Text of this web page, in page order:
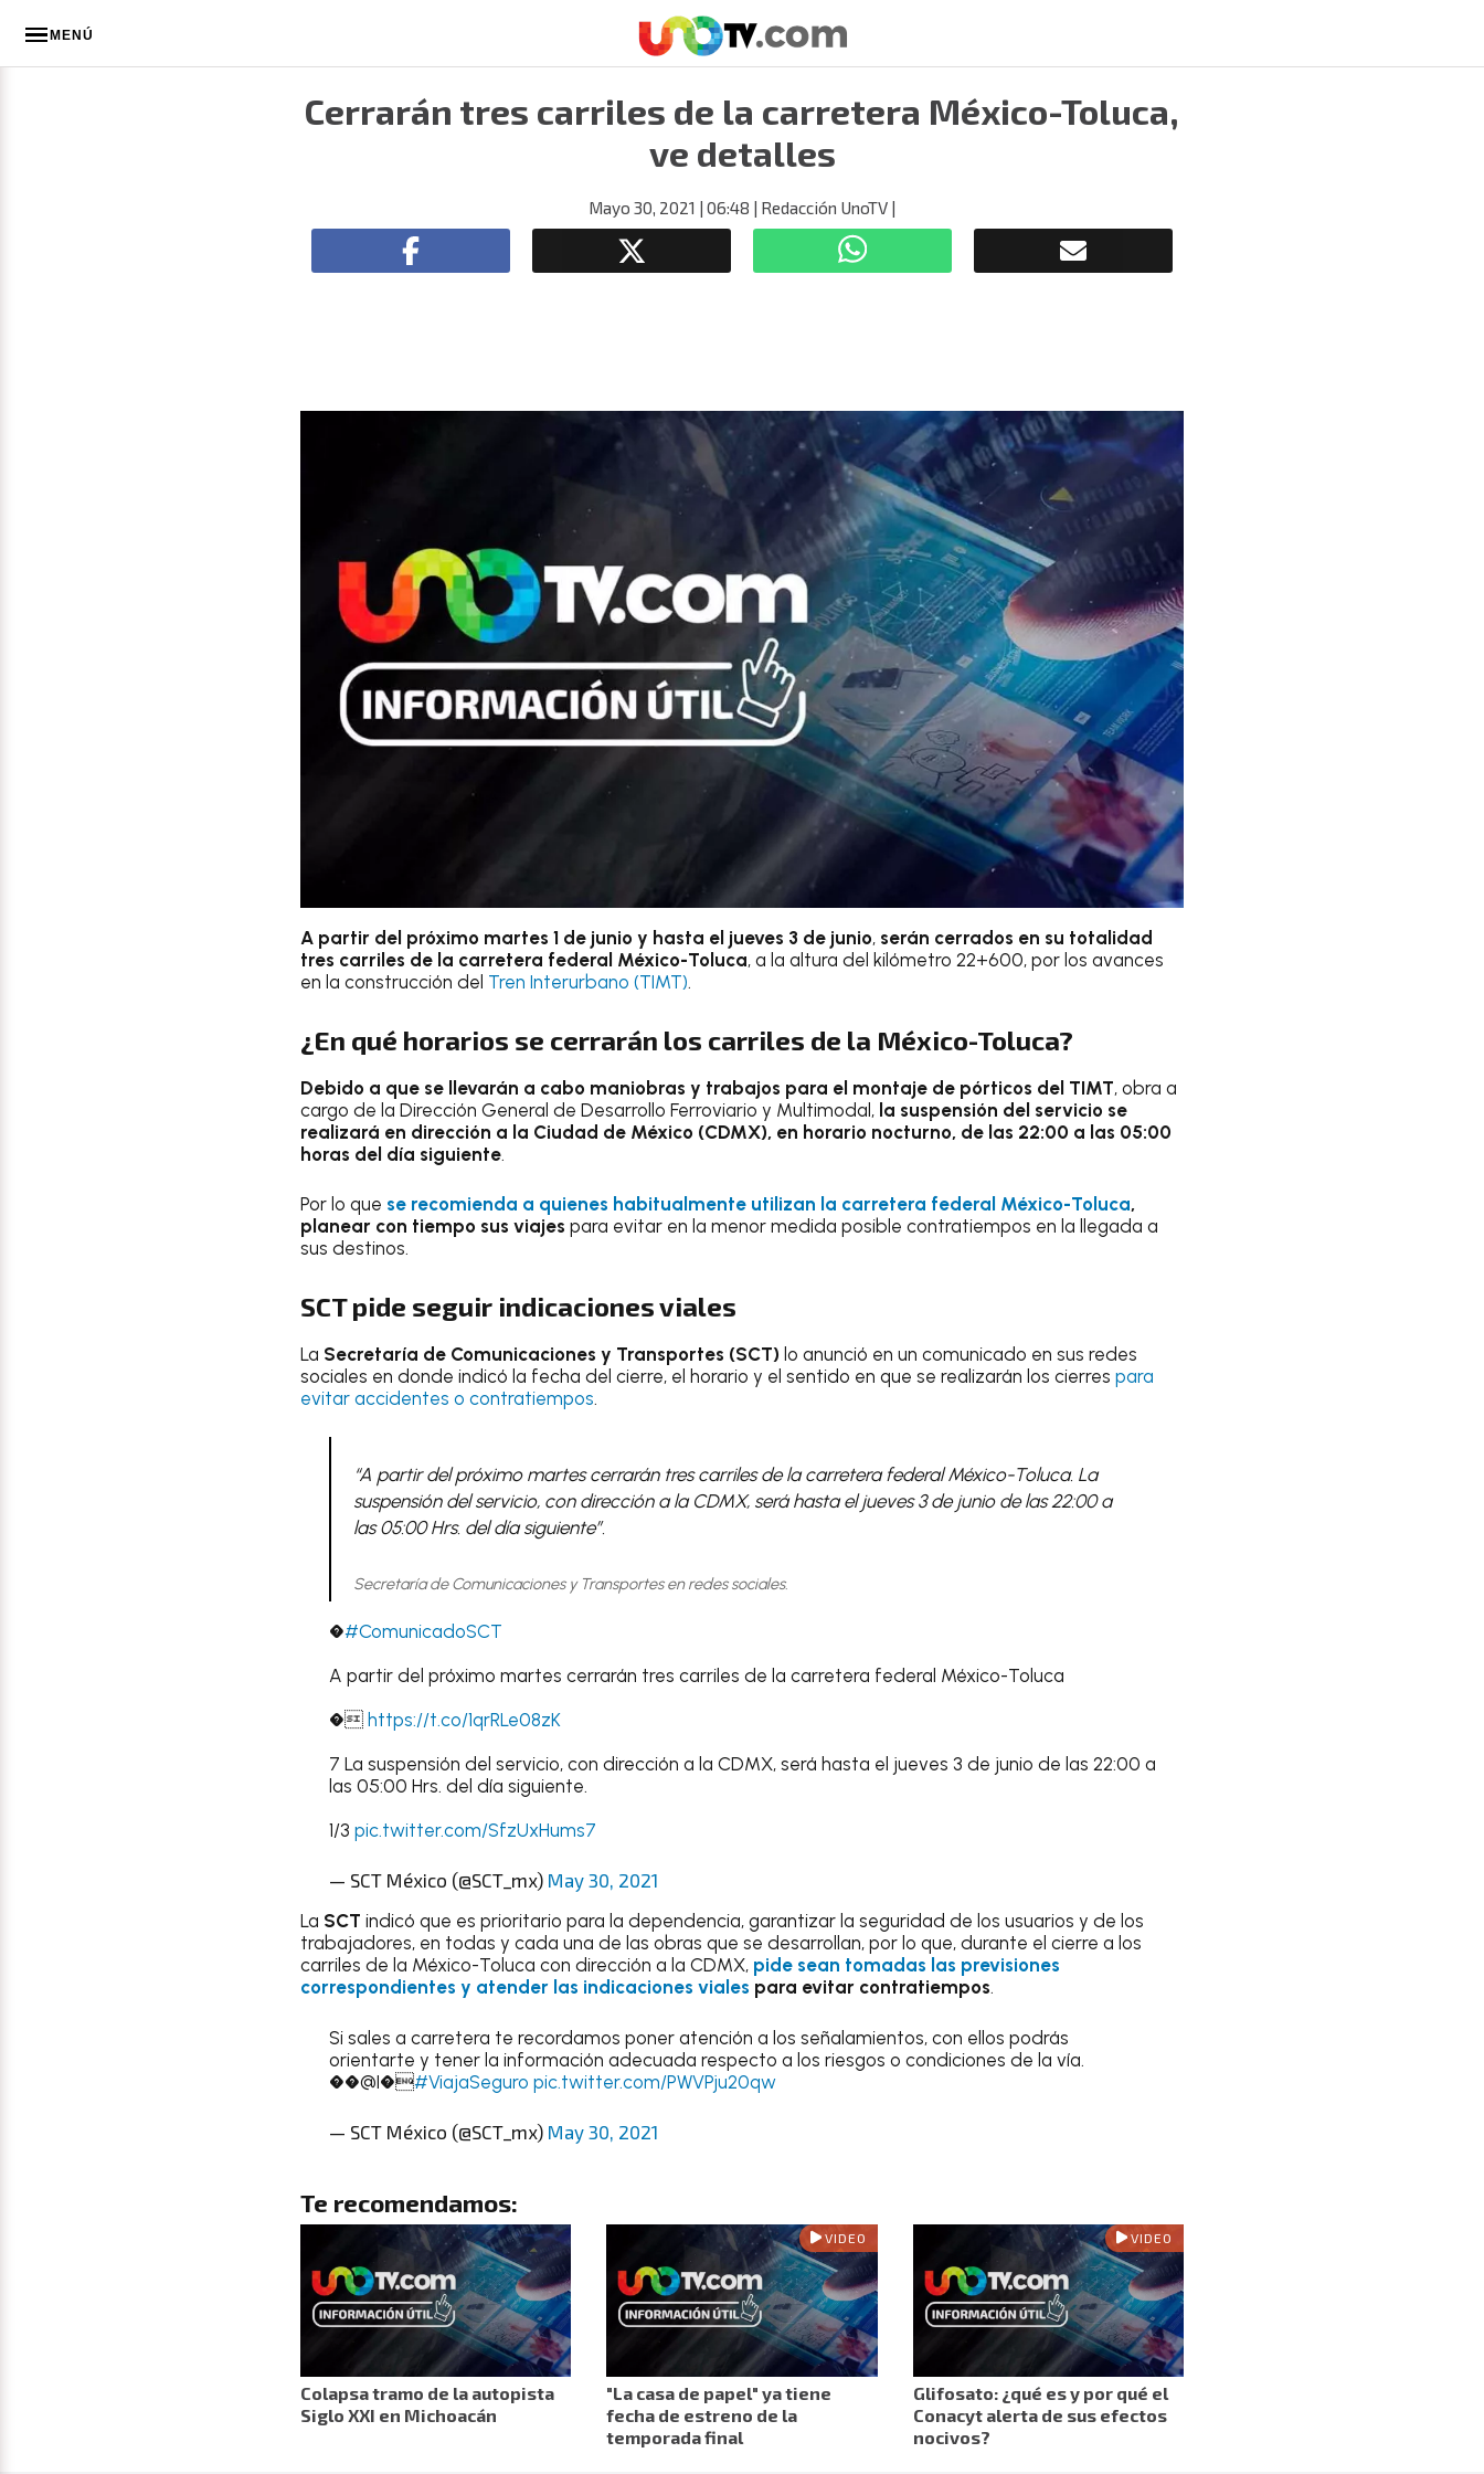
MENÚ
Cerrarán tres carriles de la carretera México-Toluca,
ve detalles
Mayo 30, 2021 | 06:48 | Redacción UnoTV |
A partir del próximo martes 1 de junio y hasta el jueves 3 de junio, serán cerrados en su totalidad
tres carriles de la carretera federal México-Toluca, a la altura del kilómetro 22+600, por los avances
en la construcción del Tren Interurbano (TIMT).
¿En qué horarios se cerrarán los carriles de la México-Toluca?
Debido a que se llevarán a cabo maniobras y trabajos para el montaje de pórticos del TIMT, obra a
cargo de la Dirección General de Desarrollo Ferroviario y Multimodal, la suspensión del servicio se
realizará en dirección a la Ciudad de México (CDMX), en horario nocturno, de las 22:00 a las 05:00
horas del día siguiente.
Por lo que se recomienda a quienes habitualmente utilizan la carretera federal México-Toluca,
planear con tiempo sus viajes para evitar en la menor medida posible contratiempos en la llegada a
sus destinos.
SCT pide seguir indicaciones viales
La Secretaría de Comunicaciones y Transportes (SCT) lo anunció en un comunicado en sus redes
sociales en donde indicó la fecha del cierre, el horario y el sentido en que se realizarán los cierres para
evitar accidentes o contratiempos.
“A partir del próximo martes cerrarán tres carriles de la carretera federal México-Toluca. La
suspensión del servicio, con dirección a la CDMX, será hasta el jueves 3 de junio de las 22:00 a
las 05:00 Hrs. del día siguiente”.
Secretaría de Comunicaciones y Transportes en redes sociales.
�#ComunicadoSCT
A partir del próximo martes cerrarán tres carriles de la carretera federal México-Toluca
� https://t.co/1qrRLe08zK
7 La suspensión del servicio, con dirección a la CDMX, será hasta el jueves 3 de junio de las 22:00 a
las 05:00 Hrs. del día siguiente.
1/3 pic.twitter.com/SfzUxHums7
— SCT México (@SCT_mx) May 30, 2021
La SCT indicó que es prioritario para la dependencia, garantizar la seguridad de los usuarios y de los
trabajadores, en todas y cada una de las obras que se desarrollan, por lo que, durante el cierre a los
carriles de la México-Toluca con dirección a la CDMX, pide sean tomadas las previsiones
correspondientes y atender las indicaciones viales para evitar contratiempos.
Si sales a carretera te recordamos poner atención a los señalamientos, con ellos podrás
orientarte y tener la información adecuada respecto a los riesgos o condiciones de la vía.
��@I�#ViajaSeguro pic.twitter.com/PWVPju20qw
— SCT México (@SCT_mx) May 30, 2021
Te recomendamos:
Colapsa tramo de la autopista
Siglo XXI en Michoacán
VIDEO
"La casa de papel" ya tiene
fecha de estreno de la
temporada final
VIDEO
Glifosato: ¿qué es y por qué el
Conacyt alerta de sus efectos
nocivos?